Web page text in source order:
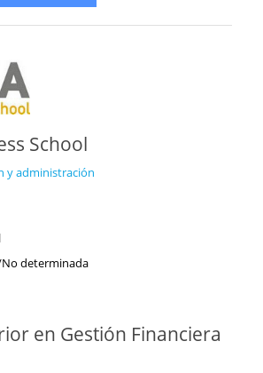
School
y administración
determinada
en Gestión Financiera